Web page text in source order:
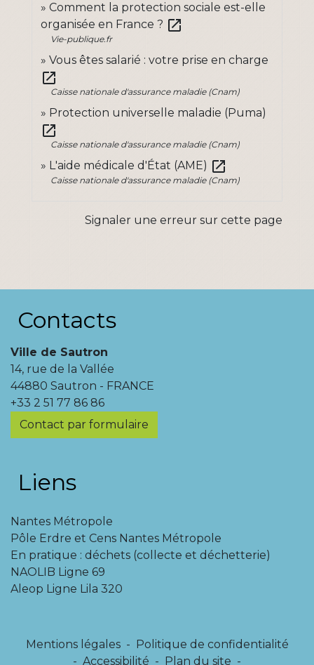
Comment la protection sociale est-elle
organisée en France ? open_in_new
Vie-publique.fr
Vous êtes salarié : votre prise en charge
open_in_new
Caisse nationale d'assurance maladie (Cnam)
Protection universelle maladie (Puma)
open_in_new
Caisse nationale d'assurance maladie (Cnam)
L'aide médicale d'État (AME) open_in_new
Caisse nationale d'assurance maladie (Cnam)
Signaler une erreur sur cette page
Contacts
Ville de Sautron
14, rue de la Vallée
44880 Sautron - FRANCE
+33 2 51 77 86 86
Contact par formulaire
Liens
Nantes Métropole
Pôle Erdre et Cens Nantes Métropole
En pratique : déchets (collecte et déchetterie)
NAOLIB Ligne 69
Aleop Ligne Lila 320
Mentions légales - Politique de confidentialité
- Accessibilité - Plan du site -